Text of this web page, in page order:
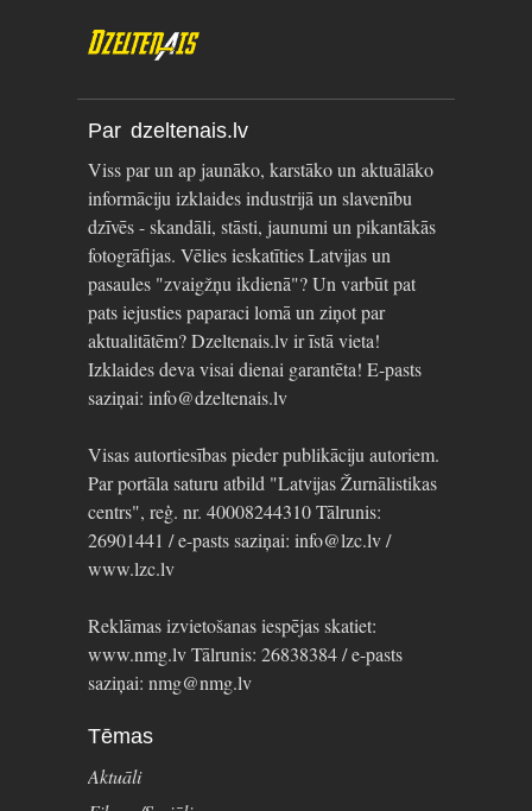
Par dzeltenais.lv
Viss par un ap jaunāko, karstāko un aktuālāko
informāciju izklaides industrijā un slavenību
dzīvēs - skandāli, stāsti, jaunumi un pikantākās
fotogrāfijas. Vēlies ieskatīties Latvijas un
pasaules "zvaigžņu ikdienā"? Un varbūt pat
pats iejusties paparaci lomā un ziņot par
aktualitātēm? Dzeltenais.lv ir īstā vieta!
Izklaides deva visai dienai garantēta! E-pasts
saziņai: info@dzeltenais.lv
Visas autortiesības pieder publikāciju autoriem.
Par portāla saturu atbild "Latvijas Žurnālistikas
centrs", reģ. nr. 40008244310 Tālrunis:
26901441 / e-pasts saziņai: info@lzc.lv /
www.lzc.lv
Reklāmas izvietošanas iespējas skatiet:
www.nmg.lv Tālrunis: 26838384 / e-pasts
saziņai: nmg@nmg.lv
Tēmas
Aktuāli